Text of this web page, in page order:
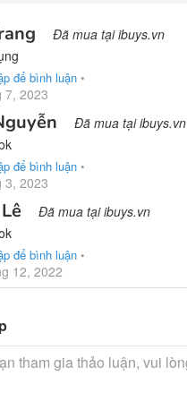
Đã mua tại ibuys.vn
để bình luận •
7, 2023
Đã mua tại ibuys.vn
để bình luận •
3, 2023
Đã mua tại ibuys.vn
để bình luận •
12, 2022